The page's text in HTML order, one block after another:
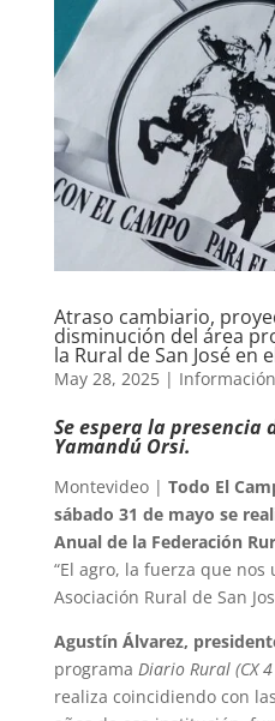
Atraso cambiario,
disminución del área
la Rural de San José en
May 28, 2025| Información
Se espera la presencia
Yamandú Orsi.
Montevideo | Todo El
sábado 31 de mayo se
Anual de la Federación
“El agro, la fuerza que nos
Asociación Rural de San
Agustín Álvarez,
programa Diario Rural (CX
realiza coincidiendo con